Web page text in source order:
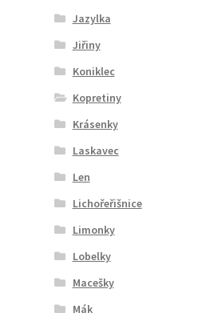
Jazylka
Jiřiny
Koniklec
Kopretiny
Krásenky
Laskavec
Len
Lichořeřišnice
Limonky
Lobelky
Macešky
Mák